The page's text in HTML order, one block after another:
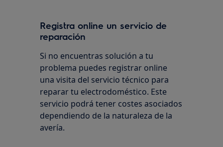
Registra online un servicio de
reparación
Si no encuentras solución a tu
problema puedes registrar online
una visita del servicio técnico para
reparar tu electrodoméstico. Este
servicio podrá tener costes asociados
dependiendo de la naturaleza de la
avería.